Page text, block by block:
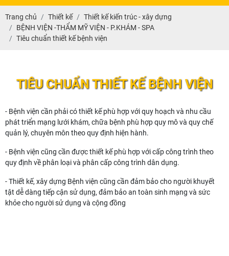
Trang chủ Thiết kế
Thiết kế kiến trúc - xây dựng
BỆNH VIỆN -THẨM MỸ VIỆN - P.KHÁM - SPA
Tiêu chuẩn thiết kế bệnh viện
TIÊU CHUẨN THIẾT KẾ BỆNH VIỆN
- Bệnh viện cần phải có thiết kế phù hợp với quy hoạch và nhu cầu
phát triển mạng lưới khám, chữa bệnh phù hợp quy mô và quy chế
quản lý, chuyên môn theo quy định hiện hành.
- Bệnh viện cũng cần được thiết kế phù hợp với cấp công trình theo
quy định về phân loại và phân cấp công trình dân dụng.
- Thiết kế, xây dựng Bệnh viện cũng cần đảm bảo cho người khuyết
tật dễ dàng tiếp cận sử dụng, đảm bảo an toàn sinh mạng và sức
khỏe cho người sử dụng và cộng đồng